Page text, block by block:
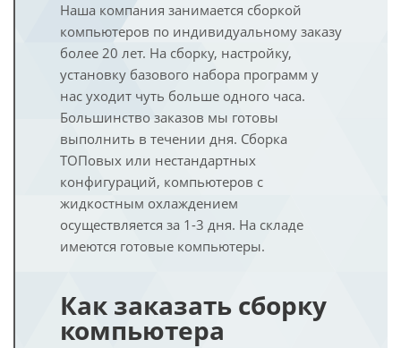
Наша компания занимается сборкой
компьютеров по индивидуальному заказу
более 20 лет. На сборку, настройку,
установку базового набора программ у
нас уходит чуть больше одного часа.
Большинство заказов мы готовы
выполнить в течении дня. Сборка
ТОПовых или нестандартных
конфигураций, компьютеров с
жидкостным охлаждением
осуществляется за 1-3 дня. На складе
имеются готовые компьютеры.
Как заказать сборку
компьютера